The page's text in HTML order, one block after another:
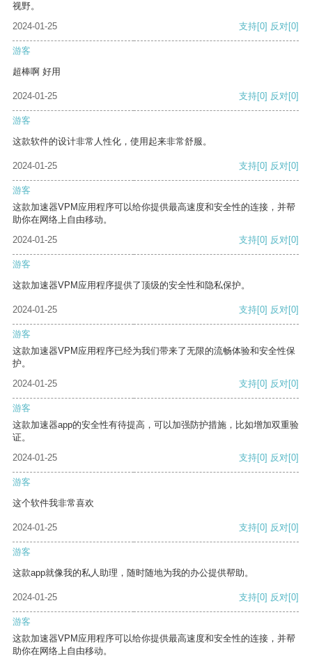
视野。
2024-01-25
支持[0] 反对[0]
游客
超棒啊 好用
2024-01-25 支持[0] 反对[0]
游客
这款软件的设计非常人性化，使用起来非常舒服。
2024-01-25 支持[0] 反对[0]
游客
这款加速器VPM应用程序可以给你提供最高速度和安全性的连接，并帮
助你在网络上自由移动。
2024-01-25
支持[0] 反对[0]
游客
这款加速器VPM应用程序提供了顶级的安全性和隐私保护。
2024-01-25 支持[0] 反对[0]
游客
这款加速器VPM应用程序已经为我们带来了无限的流畅体验和安全性保
护。
2024-01-25
支持[0] 反对[0]
游客
这款加速器app的安全性有待提高，可以加强防护措施，比如增加双重验
证。
2024-01-25
支持[0] 反对[0]
游客
这个软件我非常喜欢
2024-01-25 支持[0] 反对[0]
游客
这款app就像我的私人助理，随时随地为我的办公提供帮助。
2024-01-25 支持[0] 反对[0]
游客
这款加速器VPM应用程序可以给你提供最高速度和安全性的连接，并帮
助你在网络上自由移动。